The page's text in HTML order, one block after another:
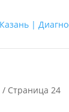
/ Страница 24